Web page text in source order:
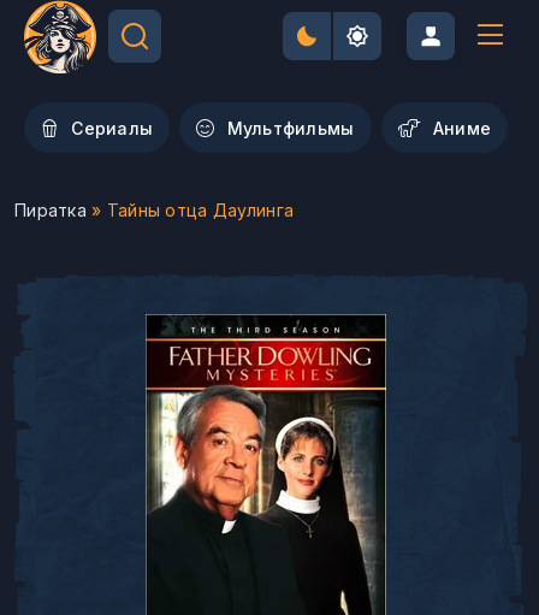
Сериалы Мультфильмы Aниме
Пиратка » Тайны отца Даулинга